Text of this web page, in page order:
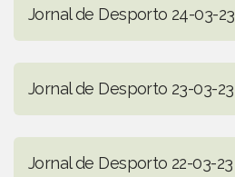
Jornal de Desporto 24-03-23
Jornal de Desporto 23-03-23
Jornal de Desporto 22-03-23